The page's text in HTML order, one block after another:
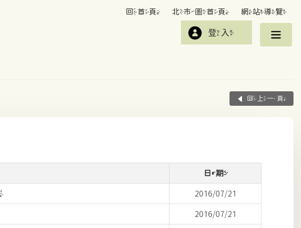
回首頁 北市圖首頁 網站導覽
登入
回上一頁
日期
2016/07/21
2016/07/21